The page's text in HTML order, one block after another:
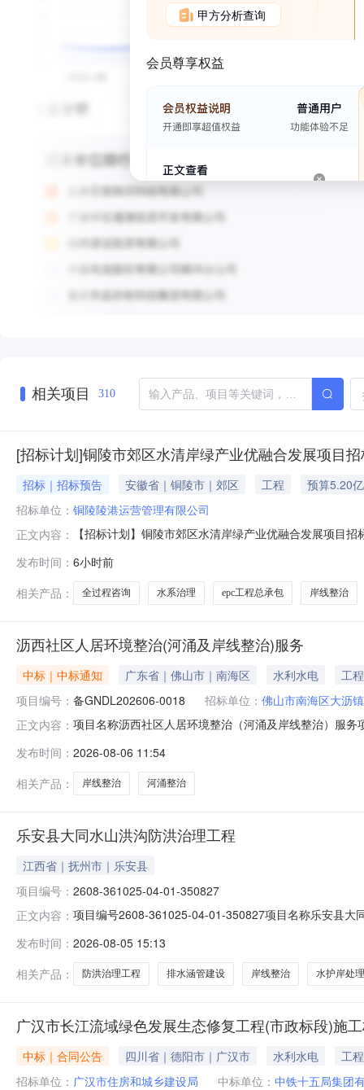
甲方分析查询
会员尊享权益
相关项目 310
[招标计划]铜陵市郊区水清岸绿产业优融合发展项目
招标｜招标预告 安徽省｜铜陵市｜郊区 工程
预算5.20
招标单位： 铜陵陵港运营管理有限公司
正文内容：
【招标计划】铜陵市郊区水清岸绿产业优融合发展项目
公告发布为准项目投资金额（万元）52000万元资金来
日招标单位联系人姚先生招标单
发布时间： 6小时前
相关产品：
全过程咨询 水系治理 epc工程总承包 岸线整治
沥西社区人居环境整治(河涌及岸线整治)服务
中标｜中标通知 广东省｜佛山市｜南海区 水利水电
工程
项目编号： 备GNDL202606-0018 招标单位： 佛山市南海区大沥
正文内容： 项目名称沥西社区人居环境整治（河涌及岸线整治）服
含隔岗涌沙包围堰，砂袋、砂、彩条布15米，160元/米
发布时间： 2026-08-06 11:54
相关产品：
岸线整治 河涌整治
乐安县大同水山洪沟防洪治理工程
江西省｜抚州市｜乐安县
项目编号： 2608-361025-04-01-350827
正文内容： 项目编号2608-361025-04-01-350827项目名称乐安县大
附属建筑工程维修陂坝1座，新建亲水埠台14座；排水
发布时间： 2026-08-05 15:13
相关产品：
防洪治理工程 排水涵管建设 岸线整治 水护岸处理
广汉市长江流域绿色发展生态修复工程(市政标段)施
中标｜合同公告 四川省｜德阳市｜广汉市 水利水电
工程
招标单位： 广汉市住房和城乡建设局 中标单位： 中铁十五局集团